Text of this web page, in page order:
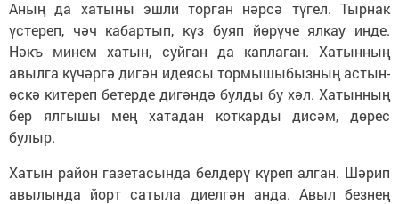
Аның да хатыны эшли торган нәрсә түгел. Тырнак
үстереп, чәч кабартып, күз буяп йөрүче ялкау инде.
Нәкъ минем хатын, суйган да каплаган. Хатынның
авылга күчәргә дигән идеясы тормышыбызның астын-
өскә китереп бетерде дигәндә булды бу хәл. Хатынның
бер ялгышы мең хатадан коткарды дисәм, дөрес
булыр.
Хатын район газетасында белдерү күреп алган. Шәрип
авылында йорт сатыла диелгән анда. Авыл безнең